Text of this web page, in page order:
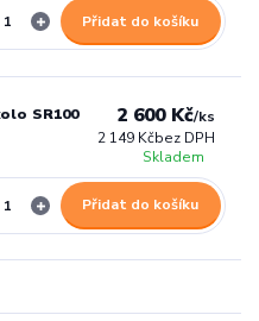
Přidat do košíku
SR100 2 600 Kč/ks
2 149 Kčbez DPH
Skladem
Přidat do košíku